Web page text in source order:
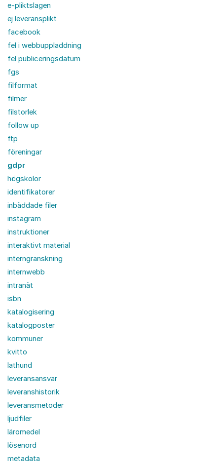
e-pliktslagen
ej leveransplikt
facebook
fel i webbuppladdning
fel publiceringsdatum
fgs
filformat
filmer
filstorlek
follow up
ftp
föreningar
gdpr
högskolor
identifikatorer
inbäddade filer
instagram
instruktioner
interaktivt material
interngranskning
internwebb
intranät
isbn
katalogisering
katalogposter
kommuner
kvitto
lathund
leveransansvar
leveranshistorik
leveransmetoder
ljudfiler
läromedel
lösenord
metadata